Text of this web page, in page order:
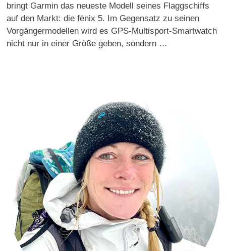
bringt Garmin das neueste Modell seines Flaggschiffs
auf den Markt: die fēnix 5. Im Gegensatz zu seinen
Vorgängermodellen wird es GPS-Multisport-Smartwatch
nicht nur in einer Größe geben, sondern …